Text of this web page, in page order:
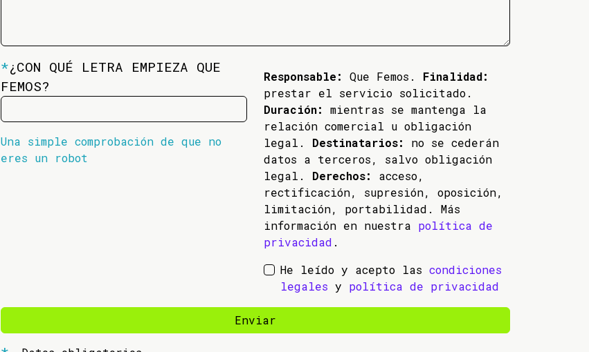
*¿CON QUÉ LETRA EMPIEZA QUE
FEMOS?
Una simple comprobación de que no
eres un robot
Responsable: Que Femos. Finalidad:
prestar el servicio solicitado.
Duración:
mientras se mantenga la
relación comercial u obligación
legal. Destinatarios:
no se cederán
datos a terceros, salvo obligación
legal. Derechos:
acceso,
rectificación, supresión, oposición,
limitación, portabilidad. Más
información en nuestra política de
privacidad .
He leído y acepto las condiciones
legales y política de privacidad
Enviar